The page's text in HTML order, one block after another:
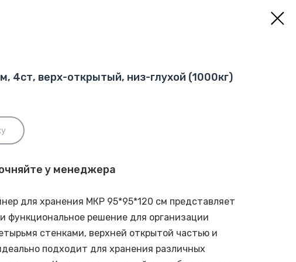
4ст, верх-открытый, низ-глухой (1000кг)
у менеджера
для хранения МКР 95*95*120 см представляет
функциональное решение для организации
стенками, верхней открытой частью и
подходит для хранения различных